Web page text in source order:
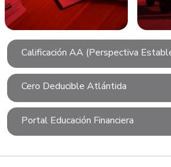
Calificación AA (Perspectiva
Cero Deducible Atlántida
Portal Educación Financiera